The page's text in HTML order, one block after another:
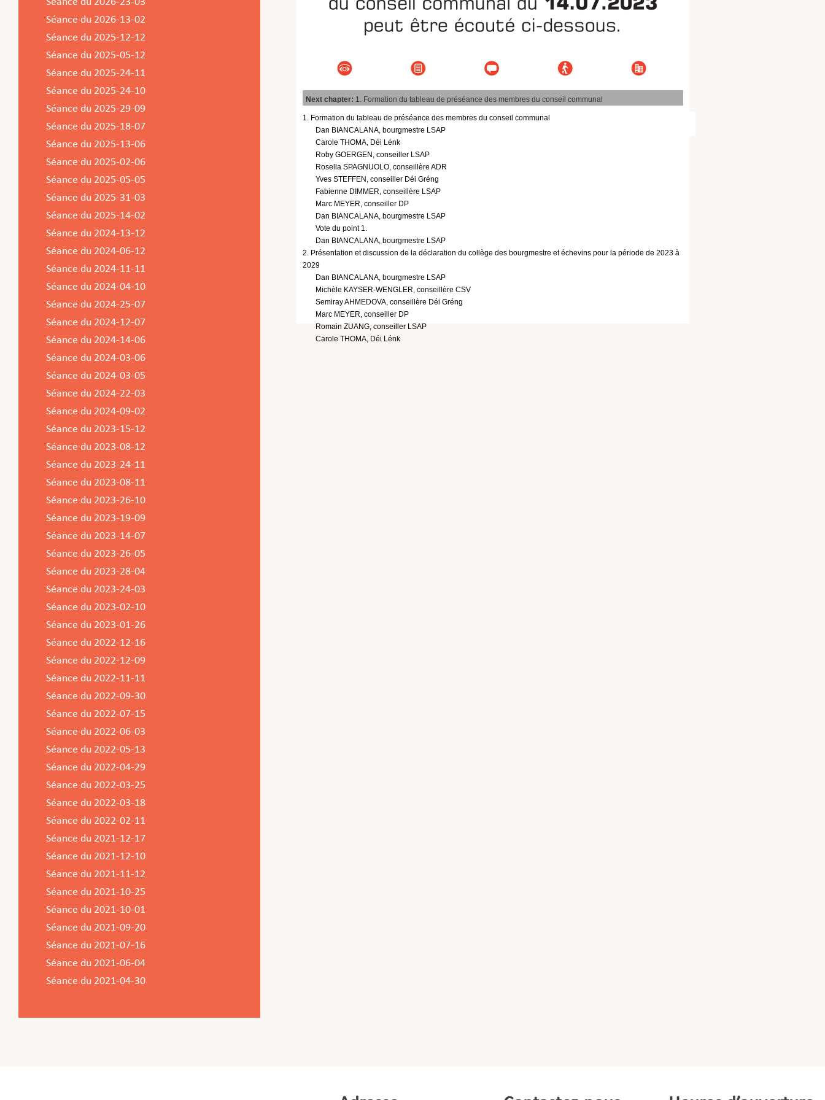
Séance du 2026-13-02
Séance du 2025-12-12
Séance du 2025-05-12
Séance du 2025-24-11
Séance du 2025-24-10
Séance du 2025-29-09
Séance du 2025-18-07
Séance du 2025-13-06
Séance du 2025-02-06
Séance du 2025-05-05
Séance du 2025-31-03
Séance du 2025-14-02
Séance du 2024-13-12
Séance du 2024-06-12
Séance du 2024-11-11
Séance du 2024-04-10
Séance du 2024-25-07
Séance du 2024-12-07
Séance du 2024-14-06
Séance du 2024-03-06
Séance du 2024-03-05
Séance du 2024-22-03
Séance du 2024-09-02
Séance du 2023-15-12
Séance du 2023-08-12
Séance du 2023-24-11
Séance du 2023-08-11
Séance du 2023-26-10
Séance du 2023-19-09
Séance du 2023-14-07
Séance du 2023-26-05
Séance du 2023-28-04
Séance du 2023-24-03
Séance du 2023-02-10
Séance du 2023-01-26
Séance du 2022-12-16
Séance du 2022-12-09
Séance du 2022-11-11
Séance du 2022-09-30
Séance du 2022-07-15
Séance du 2022-06-03
Séance du 2022-05-13
Séance du 2022-04-29
Séance du 2022-03-25
Séance du 2022-03-18
Séance du 2022-02-11
Séance du 2021-12-17
Séance du 2021-12-10
Séance du 2021-11-12
Séance du 2021-10-25
Séance du 2021-10-01
Séance du 2021-09-20
Séance du 2021-07-16
Séance du 2021-06-04
Séance du 2021-04-30